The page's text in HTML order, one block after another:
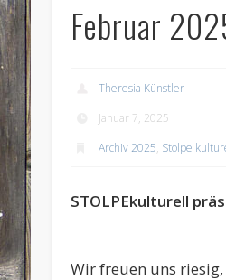
Februar
Theresia Künstler
Januar 7, 2025
Archiv 2025, Stolpe
STOLPEkulturell
Wir freuen uns